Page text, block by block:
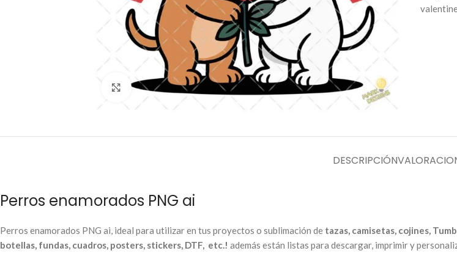
Click to enlarge
DESCRIPCIÓN
Perros enamorados PNG ai
Perros enamorados PNG ai, ideal para utilizar en tus proyectos o sublimación de tazas, camisetas, cojines,
botellas, fundas, cuadros, posters, stickers, DTF, etc.! además están listas para descargar, imprimir y